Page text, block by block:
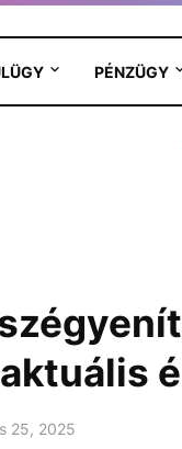
PÉNZÜGY
25, 2025